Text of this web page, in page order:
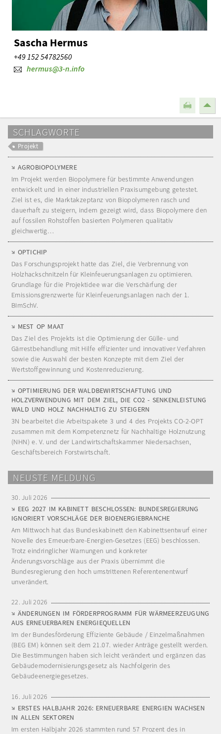
Sascha Hermus
+49 152 54782560
hermus@3-n.info
SCHLAGWORTE
Projekt
AGROBIOPOLYMERE
Im Projekt werden Biopolymere für bestimmte Anwendungen
entwickelt und in einer industriellen Praxisumgebung getestet.
Ziel ist es, die Marktakzeptanz von Biopolymeren rasch und
dauerhaft zu steigern, indem gezeigt wird, dass Biopolymere den
auf fossilen Rohstoffen basierten Polymeren qualitativ
gleichwertig…
OPTICHIP
Das Forschungsprojekt hatte das Ziel, die Verbrennung von
Holzhackschnitzeln für Kleinfeuerungsanlagen zu optimieren.
Grundlage für die Projektidee war die Verschärfung der
Emissionsgrenzwerte für Kleinfeuerungsanlagen nach der 1.
BImSchV.
MEST OP MAAT
Das Ziel des Projekts ist die Optimierung der Gülle- und
Gärrestbehandlung mit Hilfe effizienter und innovativer Verfahren
sowie die Auswahl der besten Konzepte mit dem Ziel der
Wertstoffgewinnung und Kostenreduzierung.
OPTIMIERUNG DER WALDBEWIRTSCHAFTUNG UND
HOLZVERWENDUNG MIT DEM ZIEL, DIE CO2 - SENKENLEISTUNG
WALD UND HOLZ NACHHALTIG ZU STEIGERN
3N bearbeitet die Arbeitspakete 3 und 4 des Projekts CO-2-OPT
zusammen mit dem Kompetenznetz für Nachhaltige Holznutzung
(NHN) e. V. und der Landwirtschaftskammer Niedersachsen,
Geschäftsbereich Forstwirtschaft.
NEUSTE MELDUNG
30. Juli 2026
EEG 2027 IM KABINETT BESCHLOSSEN: BUNDESREGIERUNG
IGNORIERT VORSCHLÄGE DER BIOENERGIEBRANCHE
Am Mittwoch hat das Bundeskabinett den Kabinettsentwurf einer
Novelle des Erneuerbare-Energien-Gesetzes (EEG) beschlossen.
Trotz eindringlicher Warnungen und konkreter
Änderungsvorschläge aus der Praxis übernimmt die
Bundesregierung den hoch umstrittenen Referentenentwurf
unverändert.
22. Juli 2026
ÄNDERUNGEN IM FÖRDERPROGRAMM FÜR WÄRMEERZEUGUNG
AUS ERNEUERBAREN ENERGIEQUELLEN
Im der Bundesförderung Effiziente Gebäude / Einzelmaßnahmen
(BEG EM) können seit dem 21.07. wieder Anträge gestellt werden.
Die Bestimmungen haben sich leicht verändert und ergänzen das
Gebäudemodernisierungsgesetz als Nachfolgerin des
Gebäudeenergiegesetzes.
16. Juli 2026
ERSTES HALBJAHR 2026: ERNEUERBARE ENERGIEN WACHSEN
IN ALLEN SEKTOREN
Im ersten Halbjahr 2026 stammten rund 57 Prozent des in